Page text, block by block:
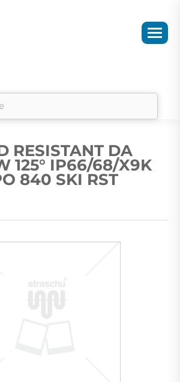
RESISTANT DA
125° IP66/68/X9K
840 SKI RST